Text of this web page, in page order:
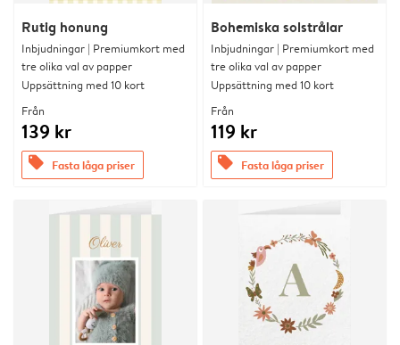
Rutig honung
Inbjudningar | Premiumkort med
tre olika val av papper
Uppsättning med 10 kort
Från
139 kr
offers Fasta låga priser
Bohemiska solstrålar
Inbjudningar | Premiumkort med
tre olika val av papper
Uppsättning med 10 kort
Från
119 kr
offers Fasta låga priser